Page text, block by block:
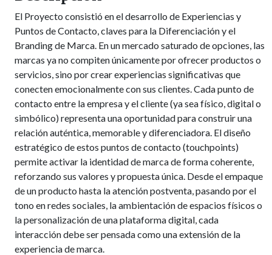
El Proyecto consistió en el desarrollo de Experiencias y
Puntos de Contacto, claves para la Diferenciación y el
Branding de Marca. En un mercado saturado de opciones, las
marcas ya no compiten únicamente por ofrecer productos o
servicios, sino por crear experiencias significativas que
conecten emocionalmente con sus clientes. Cada punto de
contacto entre la empresa y el cliente (ya sea físico, digital o
simbólico) representa una oportunidad para construir una
relación auténtica, memorable y diferenciadora. El diseño
estratégico de estos puntos de contacto (touchpoints)
permite activar la identidad de marca de forma coherente,
reforzando sus valores y propuesta única. Desde el empaque
de un producto hasta la atención postventa, pasando por el
tono en redes sociales, la ambientación de espacios físicos o
la personalización de una plataforma digital, cada
interacción debe ser pensada como una extensión de la
experiencia de marca.